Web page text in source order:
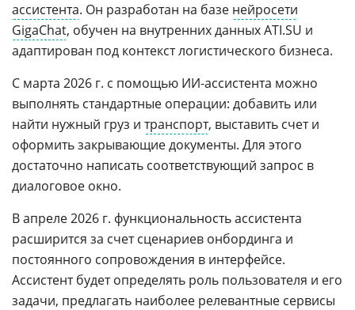
ассистента. Он разработан на базе нейросети
GigaChat, обучен на внутренних данных ATI.SU и
адаптирован под контекст логистического бизнеса.
С марта 2026 г. с помощью ИИ-ассистента можно
выполнять стандартные операции: добавить или
найти нужный груз и транспорт, выставить счет и
оформить закрывающие документы. Для этого
достаточно написать соответствующий запрос в
диалоговое окно.
В апреле 2026 г. функциональность ассистента
расширится за счет сценариев онбординга и
постоянного сопровождения в интерфейсе.
Ассистент будет определять роль пользователя и его
задачи, предлагать наиболее релевантные сервисы